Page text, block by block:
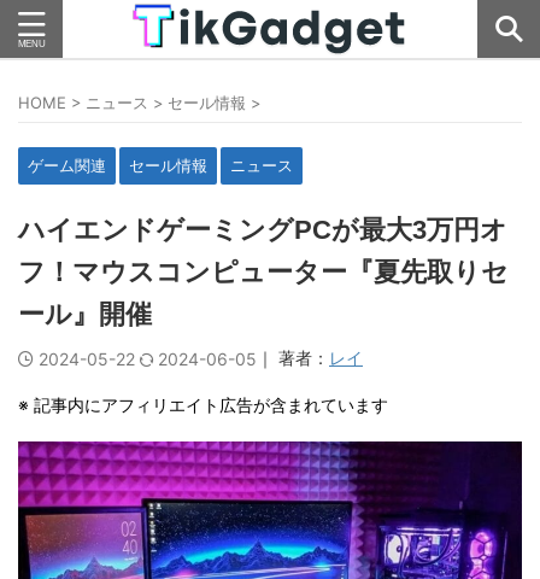
HOME > ニュース > セール情報 >
ゲーム関連 セール情報 ニュース
ハイエンドゲーミングPCが最大3万円オ
フ！マウスコンピューター『夏先取りセ
ール』開催
2024-05-22 2024-06-05 ｜ 著者： レイ
※ 記事内にアフィリエイト広告が含まれています